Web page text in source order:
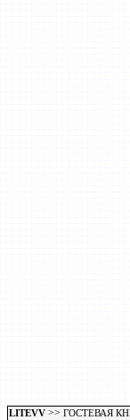
LITEVV >> ГОСТЕВАЯ